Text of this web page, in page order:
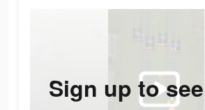
Sign up to